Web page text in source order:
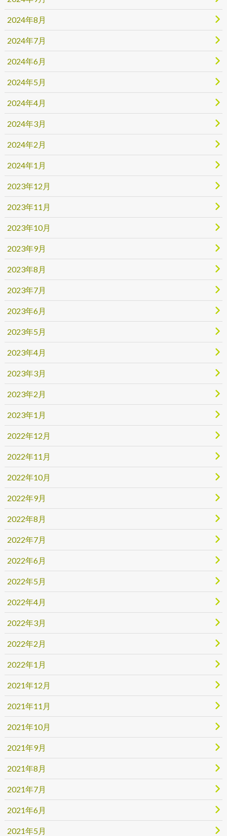
2024年8月
2024年7月
2024年6月
2024年5月
2024年4月
2024年3月
2024年2月
2024年1月
2023年12月
2023年11月
2023年10月
2023年9月
2023年8月
2023年7月
2023年6月
2023年5月
2023年4月
2023年3月
2023年2月
2023年1月
2022年12月
2022年11月
2022年10月
2022年9月
2022年8月
2022年7月
2022年6月
2022年5月
2022年4月
2022年3月
2022年2月
2022年1月
2021年12月
2021年11月
2021年10月
2021年9月
2021年8月
2021年7月
2021年6月
2021年5月